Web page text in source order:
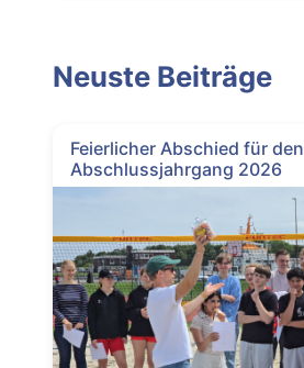
Neuste Beiträge
Feierlicher Abschied für den
Abschlussjahrgang 2026